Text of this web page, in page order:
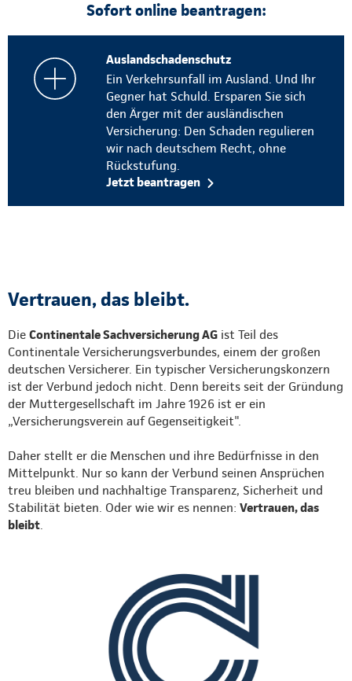
Sofort online beantragen:
Auslandschadenschutz
Ein Verkehrsunfall im Ausland. Und Ihr
Gegner hat Schuld. Ersparen Sie sich
den Ärger mit der ausländischen
Versicherung: Den Schaden regulieren
wir nach deutschem Recht, ohne
Rückstufung.
Jetzt beantragen
Vertrauen, das bleibt.
Die Continentale Sachversicherung AG ist Teil des
Continentale Versicherungsverbundes, einem der großen
deutschen Versicherer. Ein typischer Versicherungskonzern
ist der Verbund jedoch nicht. Denn bereits seit der Gründung
der Muttergesellschaft im Jahre 1926 ist er ein
„Versicherungsverein auf Gegenseitigkeit".
Daher stellt er die Menschen und ihre Bedürfnisse in den
Mittelpunkt. Nur so kann der Verbund seinen Ansprüchen
treu bleiben und nachhaltige Transparenz, Sicherheit und
Stabilität bieten. Oder wie wir es nennen: Vertrauen, das
bleibt.